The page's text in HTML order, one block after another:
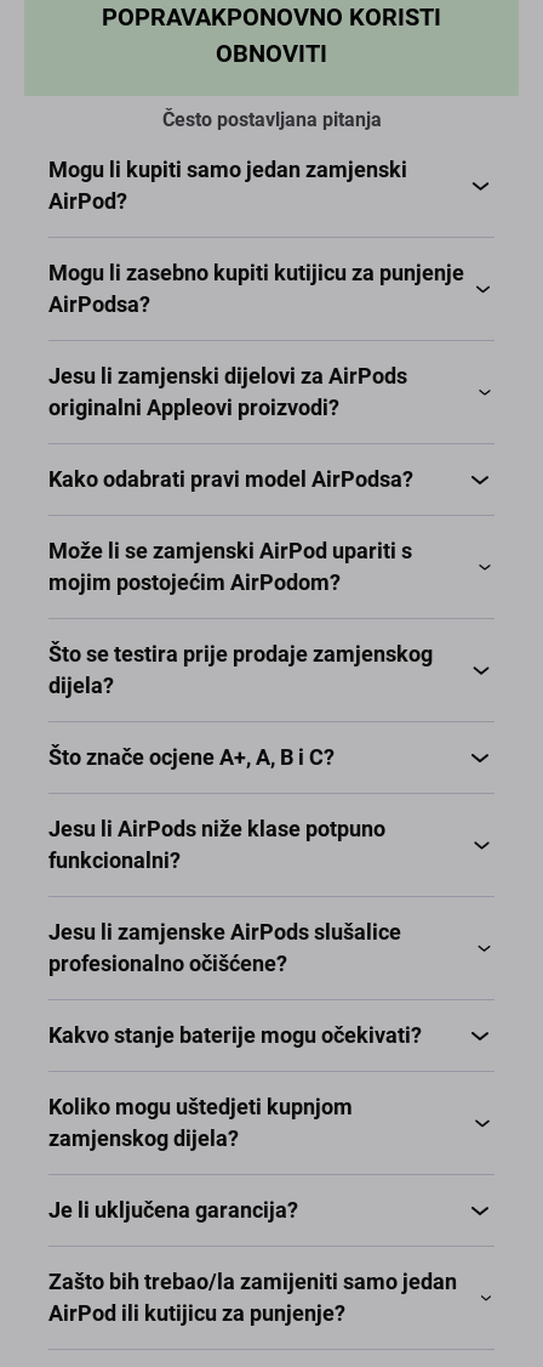
POPRAVAKPONOVNO KORISTI
OBNOVITI
Često postavljana pitanja
Mogu li kupiti samo jedan zamjenski
AirPod?
Mogu li zasebno kupiti kutijicu za punjenje
AirPodsa?
Jesu li zamjenski dijelovi za AirPods
originalni Appleovi proizvodi?
Kako odabrati pravi model AirPodsa?
Može li se zamjenski AirPod upariti s
mojim postojećim AirPodom?
Što se testira prije prodaje zamjenskog
dijela?
Što znače ocjene A+, A, B i C?
Jesu li AirPods niže klase potpuno
funkcionalni?
Jesu li zamjenske AirPods slušalice
profesionalno očišćene?
Kakvo stanje baterije mogu očekivati?
Koliko mogu uštedjeti kupnjom
zamjenskog dijela?
Je li uključena garancija?
Zašto bih trebao/la zamijeniti samo jedan
AirPod ili kutijicu za punjenje?